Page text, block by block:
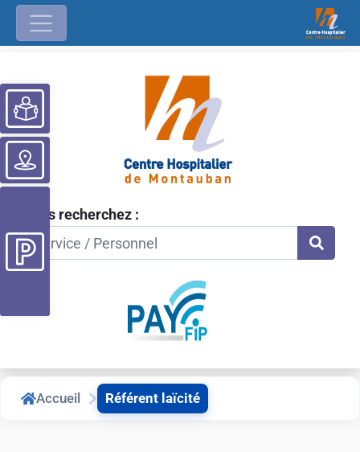
Vous recherchez :
Ouvrir la barre d’outils
Accueil Référent laïcité